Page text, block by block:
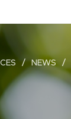
NEWS